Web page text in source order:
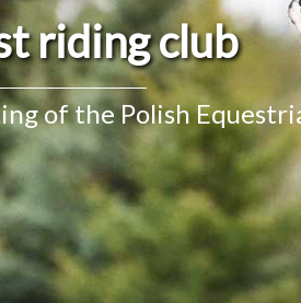
riding club
of the Polish